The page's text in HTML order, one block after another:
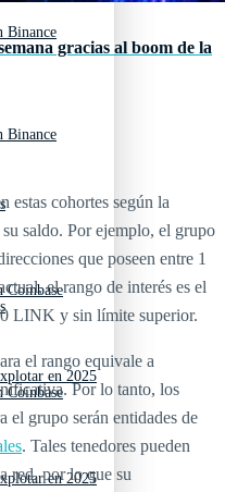
Binance
Coinbase
en 2025
Binance
Coinbase
en 2025
gracias al boom de la
estas cohortes según la
saldo. Por ejemplo, el grupo
que poseen entre 1
el rango de interés es el
LINK y sin límite superior.
el rango equivale a
Por lo tanto, los
el grupo serán entidades de
. Tales tenedores pueden
red, por lo que su